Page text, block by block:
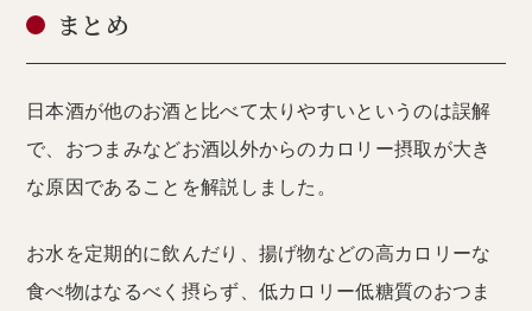
まとめ
日本酒が他のお酒と比べて太りやすいというのは誤解
で、おつまみなどお酒以外からのカロリー摂取が大き
な原因であることを解説しました。
お水を定期的に飲んだり、揚げ物などの高カロリーな
食べ物はなるべく摂らず、低カロリー低糖質のおつま